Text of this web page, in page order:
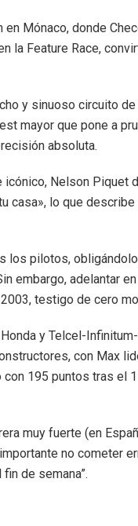
Mónaco, donde
la Feature Race,
y sinuoso circuito
mayor que pone a
absoluta.
Nelson Piquet
casa», lo que
los pilotos,
embargo, adelantar
testigo de cero
y Telcel-
con Max
195 puntos tras el
muy fuerte (en
no cometer
de semana”.